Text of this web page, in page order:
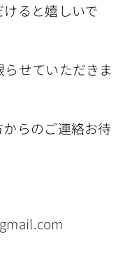
ると嬉しいで
せていただきま
らのご連絡お待